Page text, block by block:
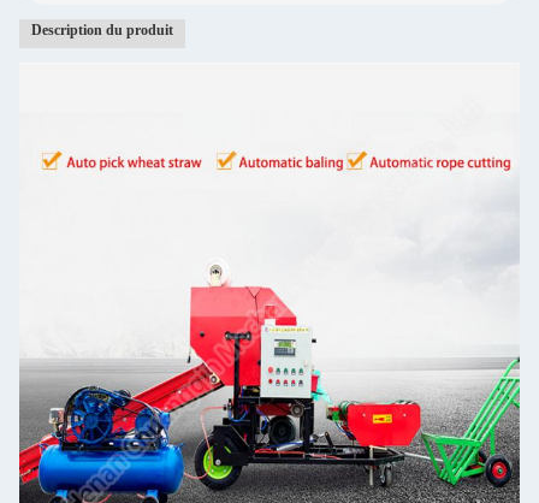
Description du produit